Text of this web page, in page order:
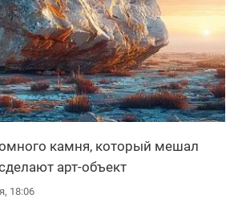
камня, который мешал
арт-объект
18:06